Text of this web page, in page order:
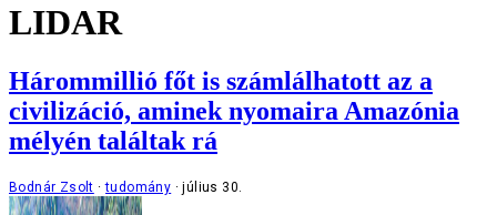
LIDAR
Hárommillió főt is számlálhatott az a
civilizáció, aminek nyomaira Amazónia
mélyén találtak rá
Bodnár Zsolt tudomány július 30.